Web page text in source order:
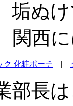
ぬけ
関西
ク 化粧ポーチ |
部長